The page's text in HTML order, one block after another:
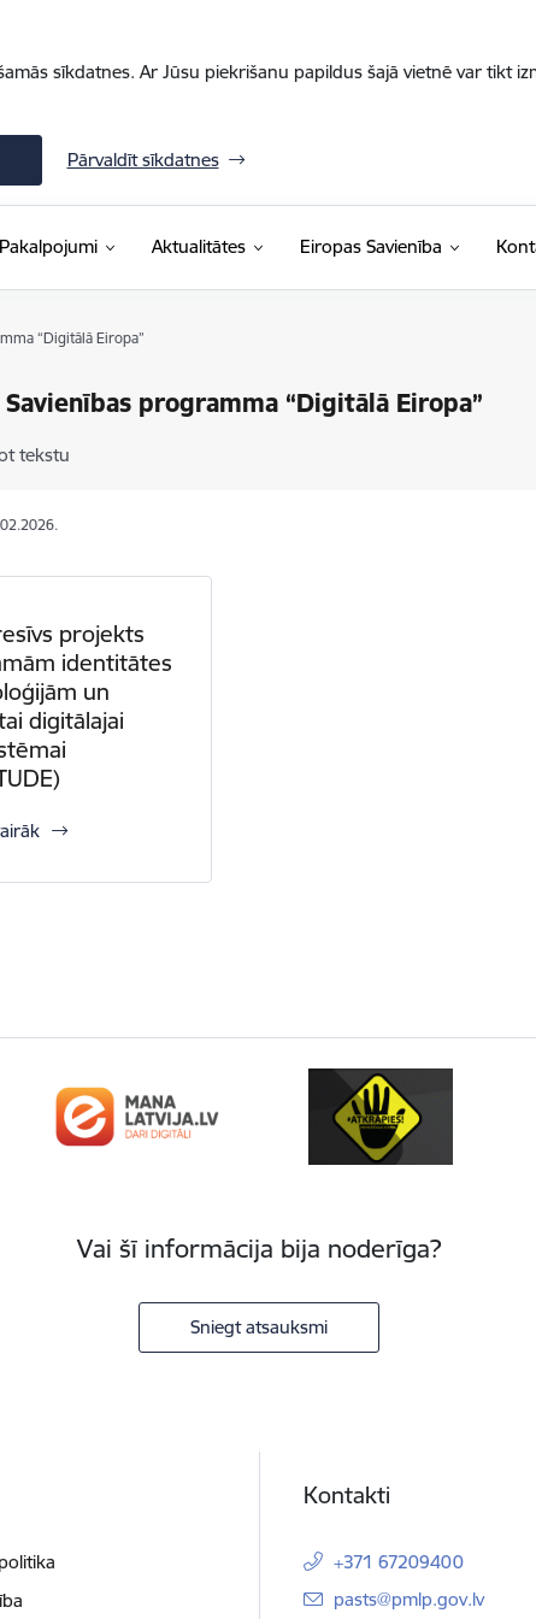
sīkdatnes. Ar Jūsu piekrišanu papildus šajā vietnē var tikt
Pārvaldīt sīkdatnes
Pakalpojumi Aktualitātes Eiropas Savienība
“Digitālā Eiropa”
Savienības programma “Digitālā Eiropa”
tekstu
projekts
identitātes
un
digitālajai
Vai šī informācija bija noderīga?
Sniegt atsauksmi
Kontakti
+371 67209400
E-pasts:
pasts@pmlp.gov.lv